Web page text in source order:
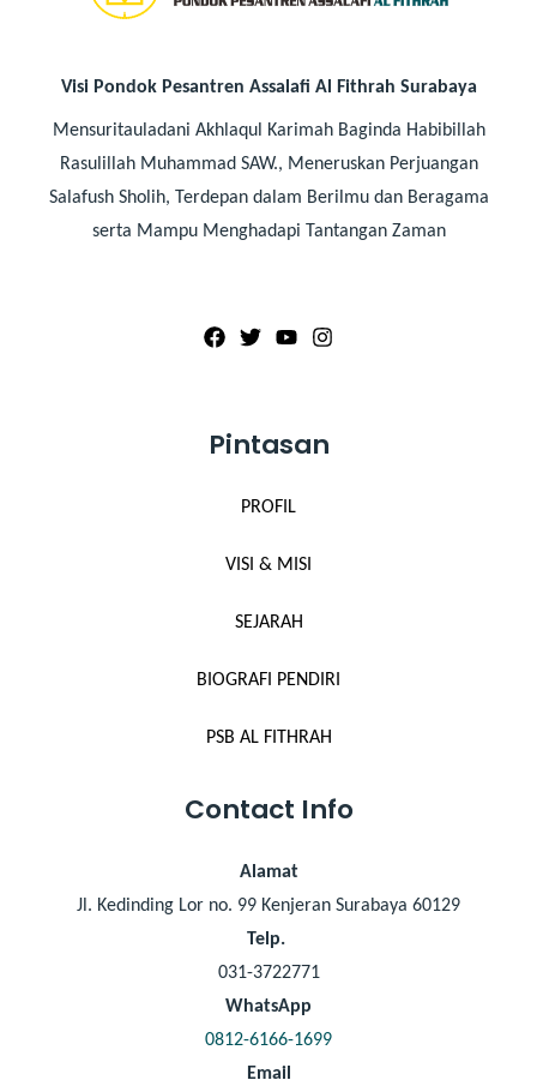
Visi Pondok Pesantren Assalafi Al Fithrah Surabaya
Mensuritauladani Akhlaqul Karimah Baginda Habibillah
Rasulillah Muhammad SAW., Meneruskan Perjuangan
Salafush Sholih, Terdepan dalam Berilmu dan Beragama
serta Mampu Menghadapi Tantangan Zaman
Pintasan
PROFIL
VISI & MISI
SEJARAH
BIOGRAFI PENDIRI
PSB AL FITHRAH
Contact Info
Alamat
Jl. Kedinding Lor no. 99 Kenjeran Surabaya 60129
Telp.
031-3722771
WhatsApp
0812-6166-1699
Email